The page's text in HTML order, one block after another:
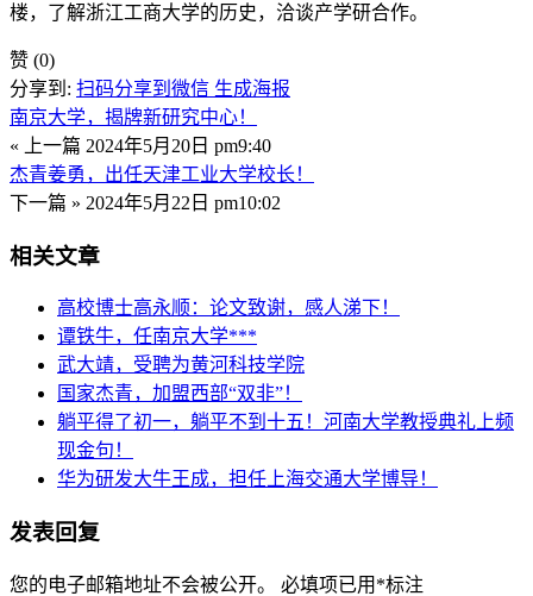
楼，了解浙江工商大学的历史，洽谈产学研合作。
赞 (0)
分享到: 扫码分享到微信 生成海报
南京大学，揭牌新研究中心！
« 上一篇 2024年5月20日 pm9:40
杰青姜勇，出任天津工业大学校长！
下一篇 » 2024年5月22日 pm10:02
相关文章
高校博士高永顺：论文致谢，感人涕下！
谭铁牛，任南京大学***
武大靖，受聘为黄河科技学院
国家杰青，加盟西部“双非”！
躺平得了初一，躺平不到十五！河南大学教授典礼上频
现金句！
华为研发大牛王成，担任上海交通大学博导！
发表回复
您的电子邮箱地址不会被公开。 必填项已用 *标注